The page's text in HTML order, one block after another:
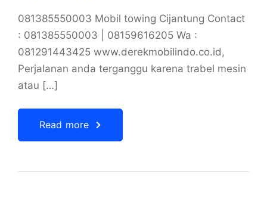
081385550003 Mobil towing Cijantung Contact
: 081385550003 | 08159616205 Wa :
081291443425 www.derekmobilindo.co.id,
Perjalanan anda terganggu karena trabel mesin
atau […]
Read more